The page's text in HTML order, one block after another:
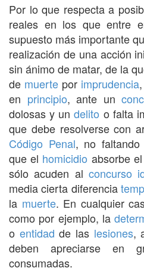
Por lo que respecta a
reales en los que entre
supuesto más importante
realización de una acción
sin ánimo de matar, de la
de muertepor imprudencia
en principio, ante un
dolosas y undelito o falta
que debe resolverse con
Código Penal, no faltando
que el homicidio absorbe
sólo acuden al concurso
media cierta diferencia
la muerte. En cualquier
como por ejemplo, la
o entidad de las lesiones,
deben apreciarse en
consumadas.